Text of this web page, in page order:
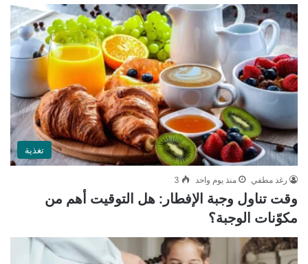
تغذية
رغد مطفي منذ يوم واحد 3
وقت تناول وجبة الإفطار: هل التوقيت أهم من
مكوّنات الوجبة؟